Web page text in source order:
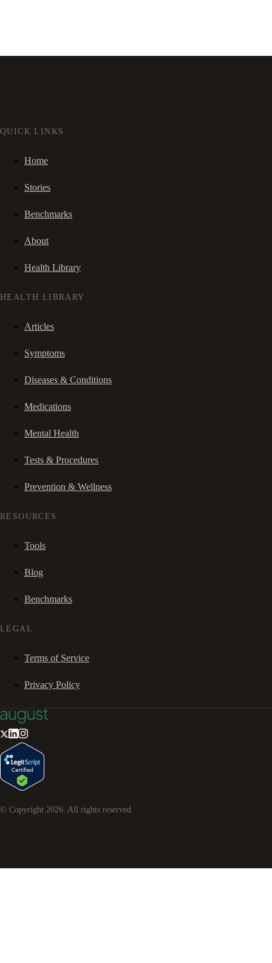
QUICK LINKS
Home
Stories
Benchmarks
About
Health Library
HEALTH LIBRARY
Articles
Symptoms
Diseases & Conditions
Medications
Mental Health
Tests & Procedures
Prevention & Wellness
RESOURCES
Tools
Blog
Benchmarks
LEGAL
Terms of Service
Privacy Policy
© Copyright 2026 . All rights reserved.